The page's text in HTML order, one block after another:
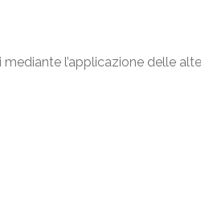
l’applicazione delle